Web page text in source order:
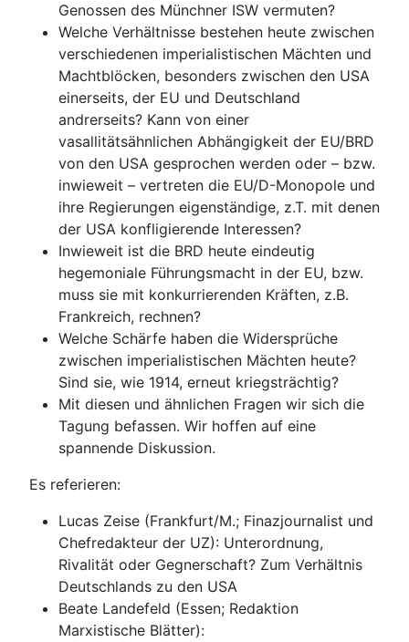
Genossen des Münchner ISW vermuten?
Welche Verhältnisse bestehen heute zwischen
verschiedenen imperialistischen Mächten und
Machtblöcken, besonders zwischen den USA
einerseits, der EU und Deutschland
andrerseits? Kann von einer
vasallitätsähnlichen Abhängigkeit der EU/BRD
von den USA gesprochen werden oder – bzw.
inwieweit – vertreten die EU/D-Monopole und
ihre Regierungen eigenständige, z.T. mit denen
der USA konfligierende Interessen?
Inwieweit ist die BRD heute eindeutig
hegemoniale Führungsmacht in der EU, bzw.
muss sie mit konkurrierenden Kräften, z.B.
Frankreich, rechnen?
Welche Schärfe haben die Widersprüche
zwischen imperialistischen Mächten heute?
Sind sie, wie 1914, erneut kriegsträchtig?
Mit diesen und ähnlichen Fragen wir sich die
Tagung befassen. Wir hoffen auf eine
spannende Diskussion.
Es referieren:
Lucas Zeise (Frankfurt/M.; Finazjournalist und
Chefredakteur der UZ): Unterordnung,
Rivalität oder Gegnerschaft? Zum Verhältnis
Deutschlands zu den USA
Beate Landefeld (Essen; Redaktion
Marxistische Blätter):